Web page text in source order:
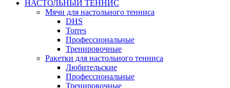
НАСТОЛЬНЫЙ ТЕННИС
Мячи для настольного тенниса
DHS
Torres
Профессиональные
Тренировочные
Ракетки для настольного тенниса
Любительские
Профессиональные
Тренировочные